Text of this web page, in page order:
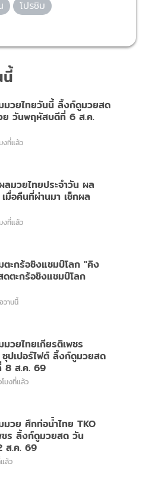
โปรซิม
มวยไทยวันนี้ ลิ้งก์ดูมวยสด
ย วันพฤหัสบดีที่ 6 ส.ค.
งที่แล้ว
มวยไทยประจำวัน ผล
มื่อคืนที่ผ่านมา เช็กผล
งที่แล้ว
ตะกร้อชิงแชมป์โลก "คิง
ตะกร้อชิงแชมป์โลก
วานนี้
วยไทยเกียรติเพชร
ปเปอร์ไฟต์ ลิ้งก์ดูมวยสด
8 ส.ค. 69
มงที่แล้ว
มวย ศึกท่อน้ำไทย TKO
ชร ลิ้งก์ดูมวยสด วัน
ส.ค. 69
ล้ว